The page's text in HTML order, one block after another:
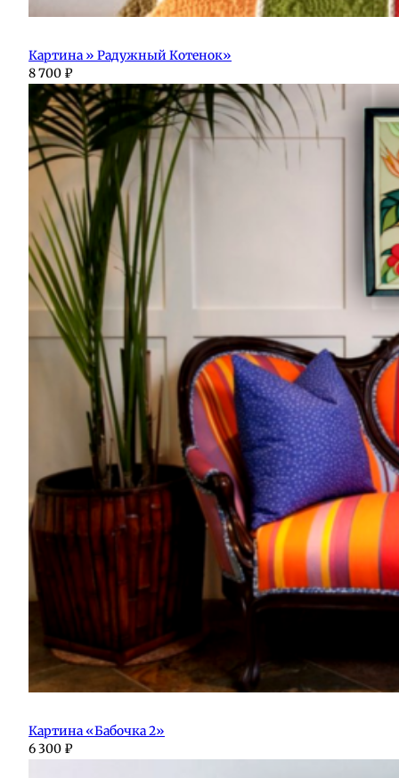
Картина » Радужный Котенок»
8 700 ₽
Картина «Бабочка 2»
6 300 ₽